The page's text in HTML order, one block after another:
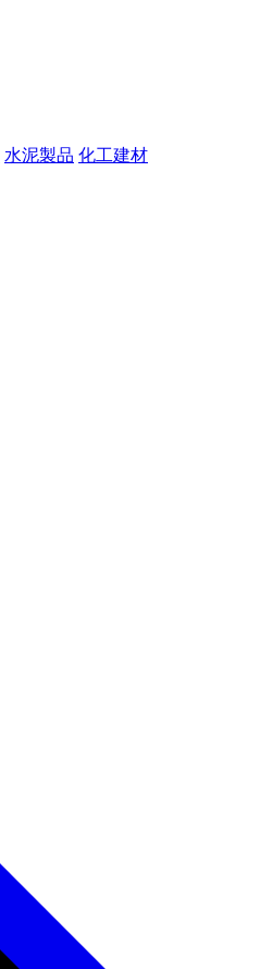
水泥製品 化工建材